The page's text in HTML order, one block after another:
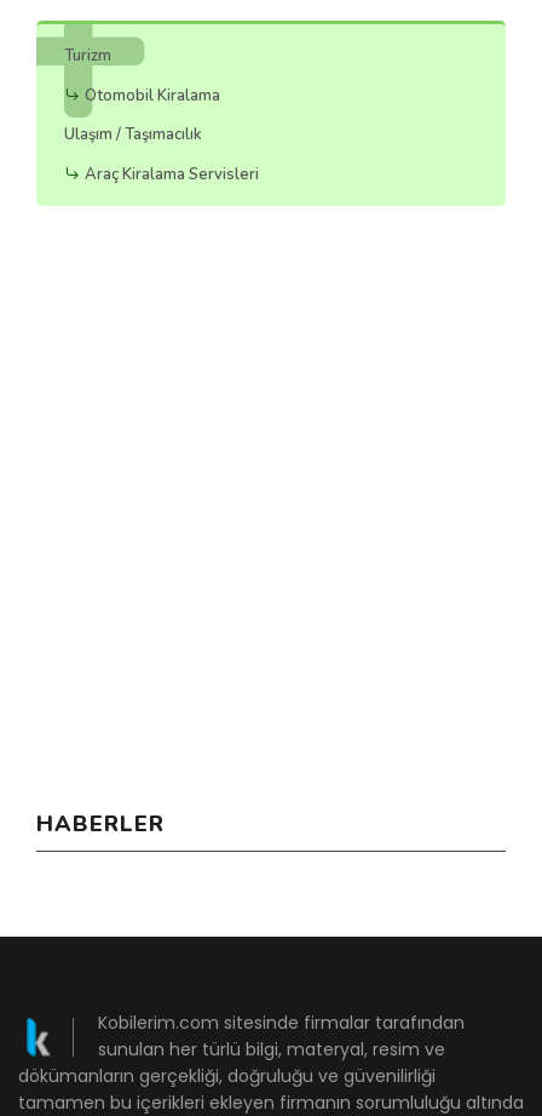
Turizm
Otomobil Kiralama
Ulaşım / Taşımacılık
Araç Kiralama Servisleri
HABERLER
Kobilerim.com sitesinde firmalar tarafından
sunulan her türlü bilgi, materyal, resim ve
dökümanların gerçekliği, doğruluğu ve güvenilirliği
tamamen bu içerikleri ekleyen firmanın sorumluluğu altında